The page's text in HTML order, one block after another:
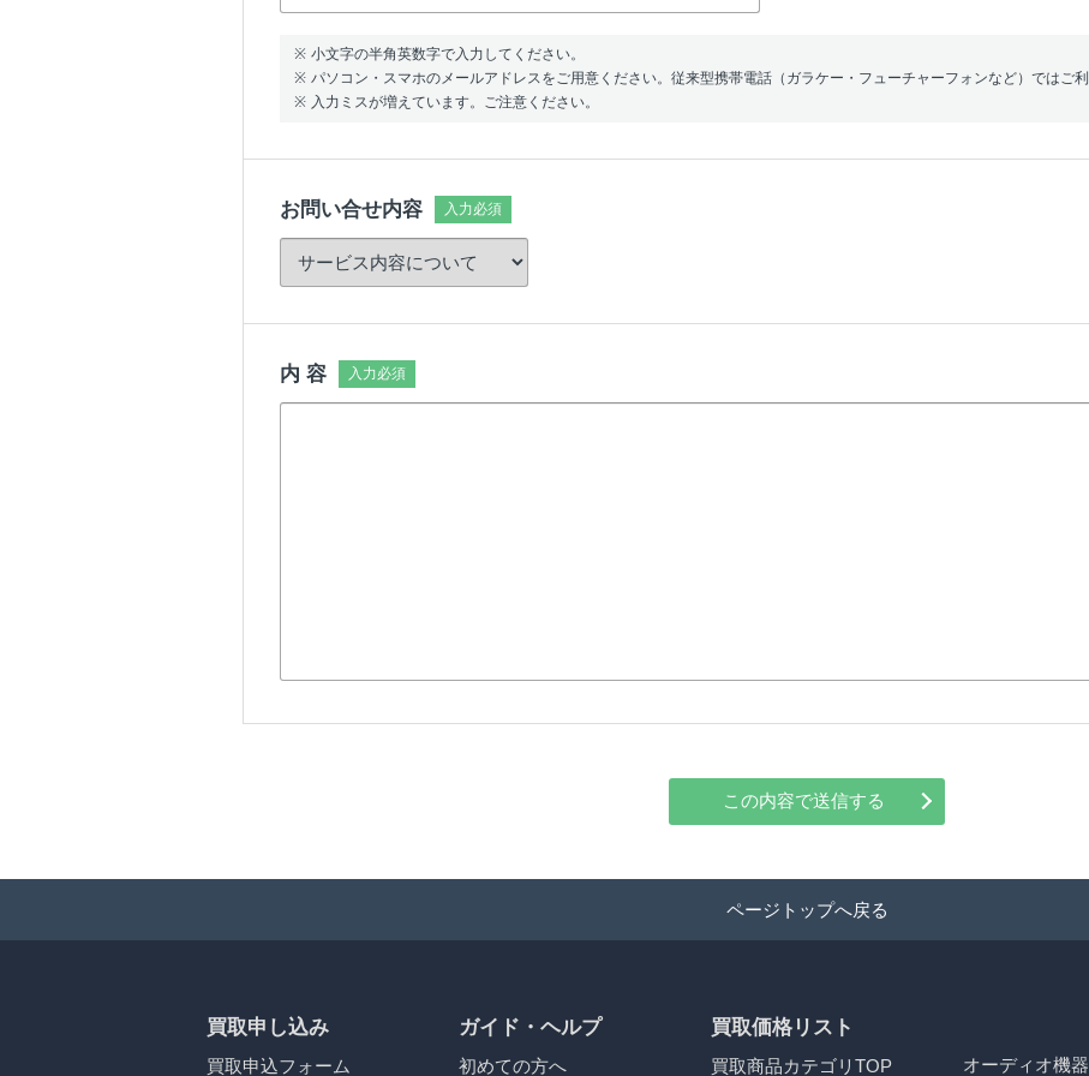
小文字の半角英数字で入力してください。
パソコン・スマホのメールアドレスをご用意ください。従来型携帯電話（ガラケー・フューチャーフォンなど）ではご利
入力ミスが増えています。ご注意ください。
お問い合せ内容
内 容
この内容で送信する
ページトップへ戻る
買取申し込み
買取申込フォーム
ガイド・ヘルプ
初めての方へ
買取価格リスト
買取商品カテゴリTOP オーディオ機器